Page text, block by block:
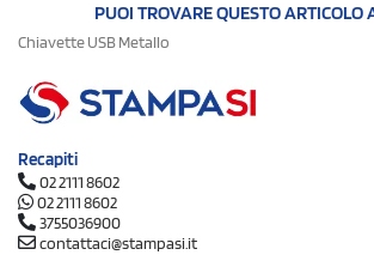
PUOI TROVARE QUESTO ARTICOLO
Chiavette USB Metallo
Recapiti
02 2111 8602
02 2111 8602
3755036900
contattaci@stampasi.it